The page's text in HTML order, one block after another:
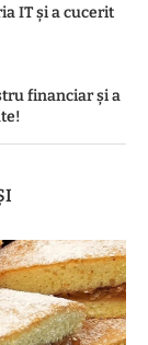
IT și a cucerit
financiar și a